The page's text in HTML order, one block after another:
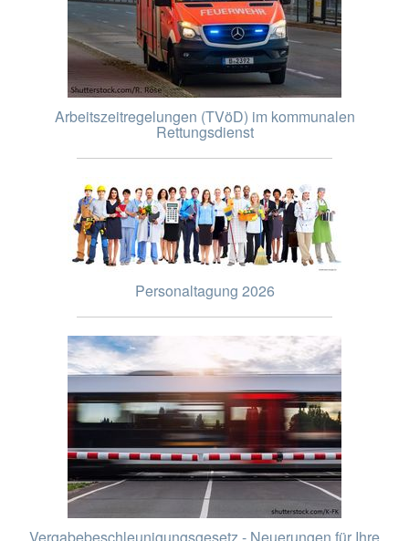
Arbeitszeitregelungen (TVöD) im kommunalen
Rettungsdienst
Personaltagung 2026